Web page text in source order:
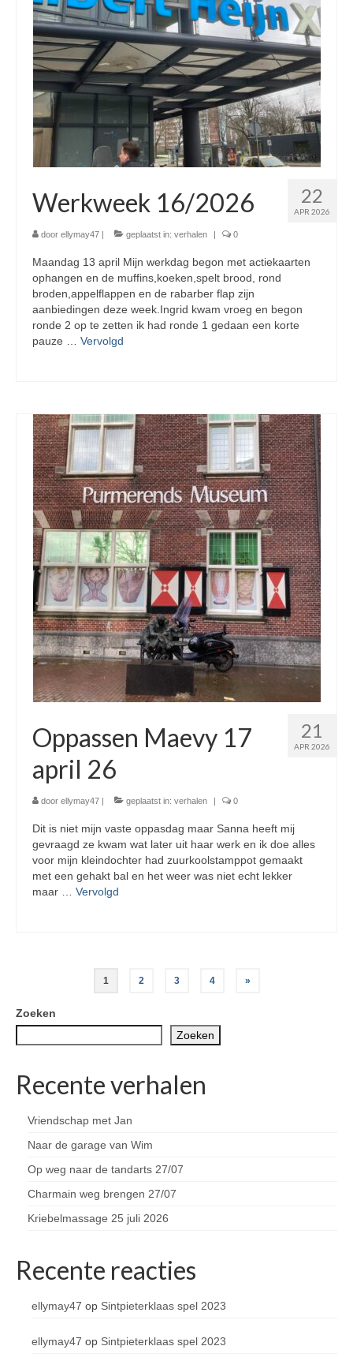
22
APR 2026
Werkweek 16/2026
door ellymay47 | geplaatst in: verhalen | 0
Maandag 13 april Mijn werkdag begon met actiekaarten
ophangen en de muffins,koeken,spelt brood, rond
broden,appelflappen en de rabarber flap zijn
aanbiedingen deze week.Ingrid kwam vroeg en begon
ronde 2 op te zetten ik had ronde 1 gedaan een korte
pauze … Vervolgd
21
APR 2026
Oppassen Maevy 17
april 26
door ellymay47 | geplaatst in: verhalen | 0
Dit is niet mijn vaste oppasdag maar Sanna heeft mij
gevraagd ze kwam wat later uit haar werk en ik doe alles
voor mijn kleindochter had zuurkoolstamppot gemaakt
met een gehakt bal en het weer was niet echt lekker
maar … Vervolgd
Berichten
paginering
1 2 3 4 »
Zoeken
Zoeken
Recente verhalen
Vriendschap met Jan
Naar de garage van Wim
Op weg naar de tandarts 27/07
Charmain weg brengen 27/07
Kriebelmassage 25 juli 2026
Recente reacties
ellymay47 op Sintpieterklaas spel 2023
ellymay47 op Sintpieterklaas spel 2023